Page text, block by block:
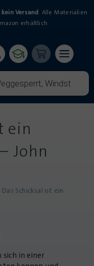
Versand. Alle Materialien
erhältlich.
ein
John
Das Schicksal ist ein
sich in einer